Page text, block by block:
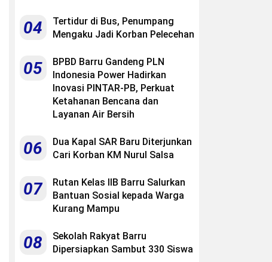
04
Tertidur di Bus, Penumpang
Mengaku Jadi Korban Pelecehan
05
BPBD Barru Gandeng PLN
Indonesia Power Hadirkan
Inovasi PINTAR-PB, Perkuat
Ketahanan Bencana dan
Layanan Air Bersih
06
Dua Kapal SAR Baru Diterjunkan
Cari Korban KM Nurul Salsa
07
Rutan Kelas IIB Barru Salurkan
Bantuan Sosial kepada Warga
Kurang Mampu
08
Sekolah Rakyat Barru
Dipersiapkan Sambut 330 Siswa